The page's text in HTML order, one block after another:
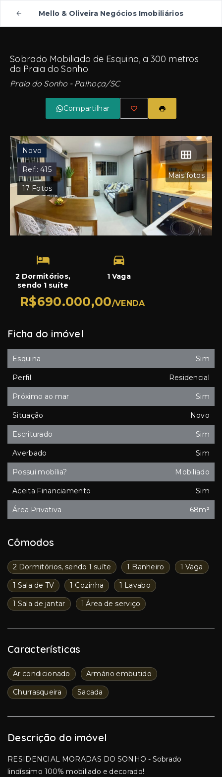
Mello & Oliveira Negócios Imobiliários
Sobrado Mobiliado de Esquina, a 300 metros
da Praia do Sonho
Praia do Sonho - Palhoça/SC
Compartilhar
Mais fotos
Novo
Ref.:415
17 Fotos
2 Dormitórios,
sendo 1 suíte
1 Vaga
R$690.000,00/VENDA
Cômodos
2 Dormitórios, sendo 1 suíte 1 Banheiro 1 Vaga
1 Sala de TV 1 Cozinha 1 Lavabo
1 Sala de jantar 1 Área de serviço
Características
Ar condicionado Armário embutido
Churrasqueira Sacada
Descrição do imóvel
RESIDENCIAL MORADAS DO SONHO - Sobrado
lindíssimo 100% mobiliado e decorado!
Ficha do imóvel
Esquina Sim
Perfil Residencial
Próximo ao mar Sim
Situação Novo
Escriturado Sim
Averbado Sim
Possui mobília? Mobiliado
Aceita Financiamento Sim
Área Privativa 68m²